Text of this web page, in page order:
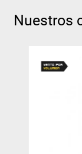
Nuestros